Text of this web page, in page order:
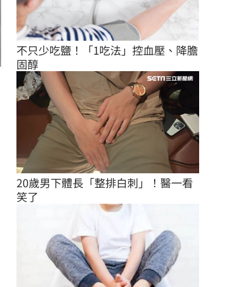
不只少吃鹽！「1吃法」控血壓、降膽
固醇
20歲男下體長「整排白刺」！醫一看
笑了